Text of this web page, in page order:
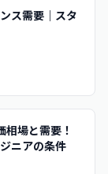
ス需要｜スタ
場と需要！
ニアの条件